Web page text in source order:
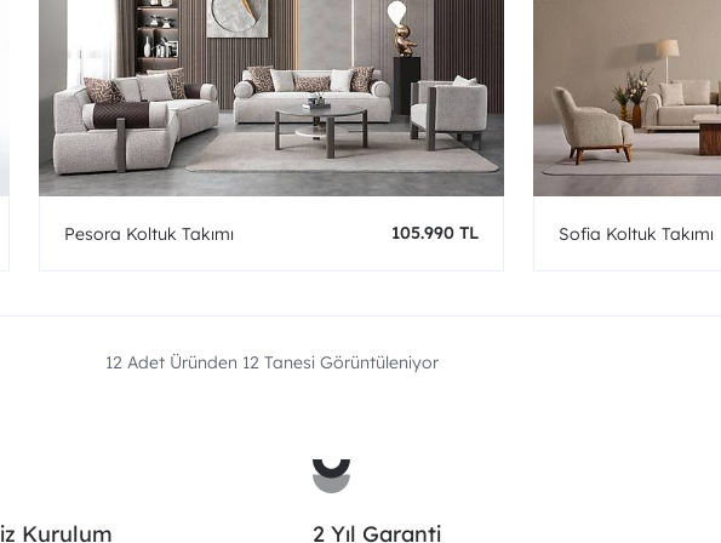
Pesora Koltuk Takımı 105.990 TL Sofia Koltuk Takımı
12 Adet Üründen 12Tanesi Görüntüleniyor
Kurulum 2 Yıl Garanti